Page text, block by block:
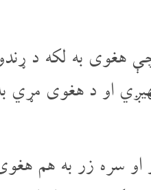
هغوی به لکه د
او د هغوی
زر به هم هغوی